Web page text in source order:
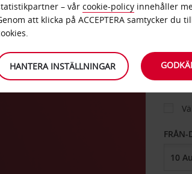
FRÅN-
– vår cookie-policy innehåller
att klicka på ACCEPTERA samtycker du
HANTERA INSTÄLLNINGAR